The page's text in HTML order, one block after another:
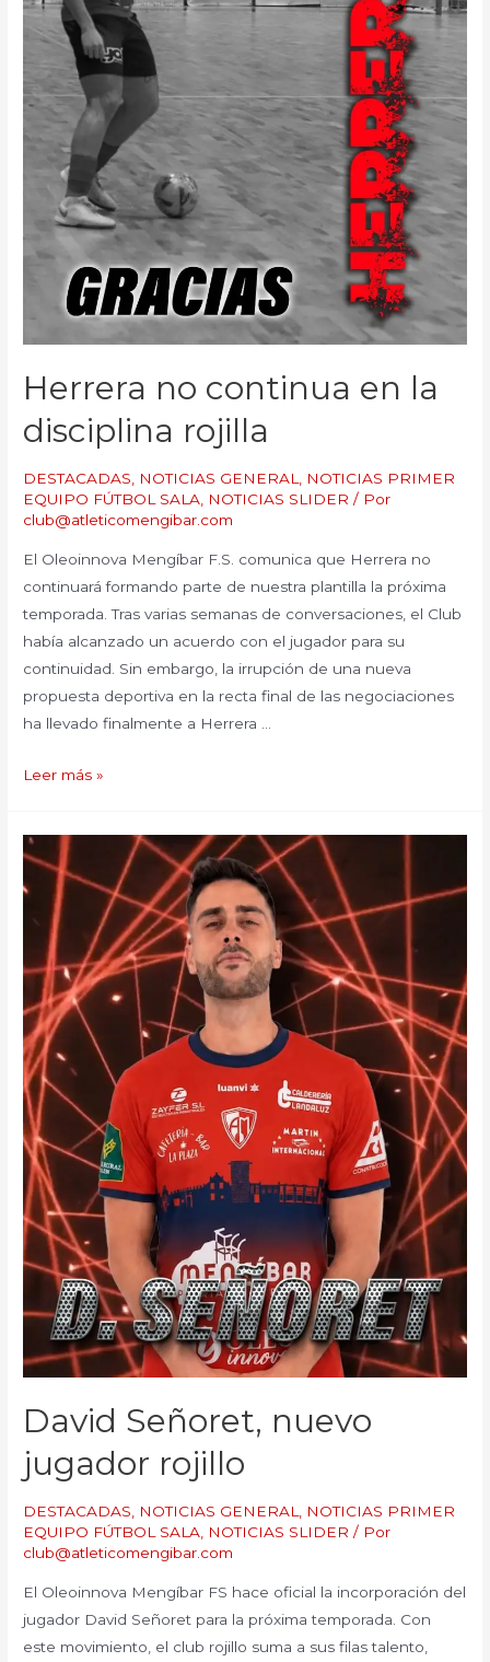
Herrera no continua en la
disciplina rojilla
DESTACADAS, NOTICIAS GENERAL, NOTICIAS PRIMER
EQUIPO FÚTBOL SALA, NOTICIAS SLIDER / Por
club@atleticomengibar.com
El Oleoinnova Mengíbar F.S. comunica que Herrera no
continuará formando parte de nuestra plantilla la próxima
temporada. Tras varias semanas de conversaciones, el Club
había alcanzado un acuerdo con el jugador para su
continuidad. Sin embargo, la irrupción de una nueva
propuesta deportiva en la recta final de las negociaciones
ha llevado finalmente a Herrera …
Leer más »
David Señoret, nuevo
jugador rojillo
DESTACADAS, NOTICIAS GENERAL, NOTICIAS PRIMER
EQUIPO FÚTBOL SALA, NOTICIAS SLIDER / Por
club@atleticomengibar.com
El Oleoinnova Mengíbar FS hace oficial la incorporación del
jugador David Señoret para la próxima temporada. Con
este movimiento, el club rojillo suma a sus filas talento,